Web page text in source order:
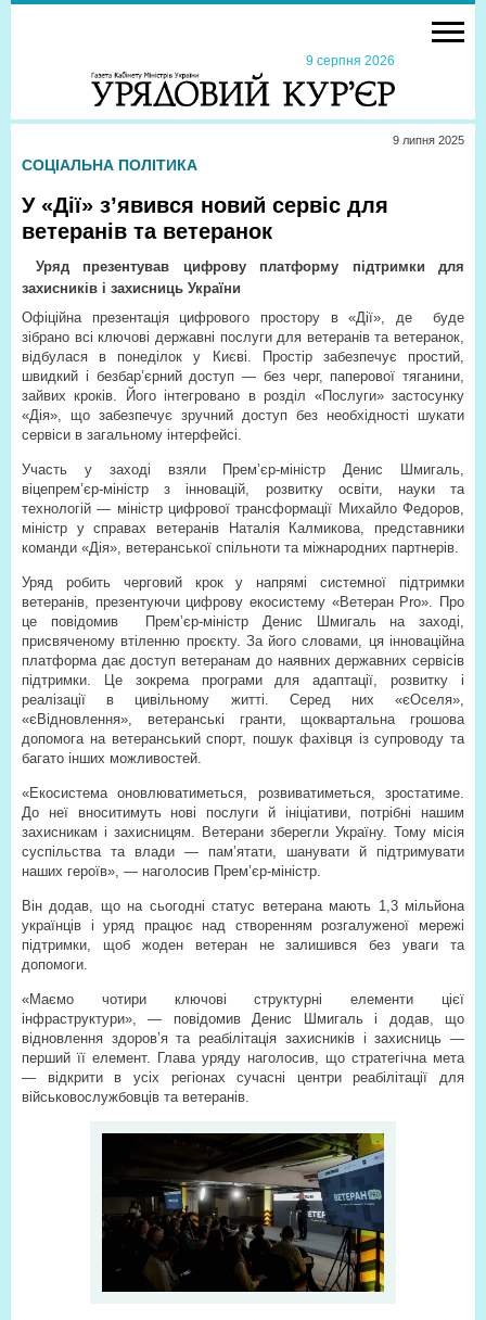
9 серпня 2026
9 липня 2025
СОЦІАЛЬНА ПОЛІТИКА
У «Дії» з’явився новий сервіс для
ветеранів та ветеранок
Уряд презентував цифрову платформу підтримки для
захисників і захисниць України
Офіційна презентація цифрового простору в «Дії», де
буде
зібрано всі ключові державні послуги для ветеранів та ветеранок,
відбулася в понеділок у Києві. Простір забезпечує простий,
швидкий і безбар’єрний доступ — без черг, паперової тяганини,
зайвих кроків. Його інтегровано в розділ «Послуги» застосунку
«Дія», що забезпечує зручний доступ без необхідності шукати
сервіси в загальному інтерфейсі.
Участь у заході взяли Прем’єр-міністр Денис Шмигаль,
віцепрем’єр-міністр з інновацій, розвитку освіти, науки та
технологій — міністр цифрової трансформації Михайло Федоров,
міністр у справах ветеранів Наталія Калмикова, представники
команди «Дія», ветеранської спільноти та міжнародних партнерів.
Уряд робить черговий крок у напрямі системної підтримки
ветеранів, презентуючи цифрову екосистему «Ветеран Pro». Про
це повідомив
Прем’єр-міністр Денис Шмигаль на заході,
присвяченому втіленню проєкту. За його словами, ця інноваційна
платформа дає доступ ветеранам до наявних державних сервісів
підтримки. Це зокрема програми для адаптації, розвитку і
реалізації в цивільному житті. Серед них «єОселя»,
«єВідновлення», ветеранські гранти, щоквартальна грошова
допомога на ветеранський спорт, пошук фахівця із супроводу та
багато інших можливостей.
«Екосистема оновлюватиметься, розвиватиметься, зростатиме.
До неї вноситимуть нові послуги й ініціативи, потрібні нашим
захисникам і захисницям. Ветерани зберегли Україну. Тому місія
суспільства та влади — пам’ятати, шанувати й підтримувати
наших героїв», — наголосив Прем’єр-міністр.
Він додав, що на сьогодні статус ветерана мають 1,3 мільйона
українців і уряд працює над створенням розгалуженої мережі
підтримки, щоб жоден ветеран не залишився без уваги та
допомоги.
«Маємо чотири ключові структурні елементи цієї
інфраструктури», — повідомив Денис Шмигаль і додав, що
відновлення здоров’я та реабілітація захисників і захисниць —
перший її елемент. Глава уряду наголосив, що стратегічна мета
— відкрити в усіх регіонах сучасні центри реабілітації для
військовослужбовців та ветеранів.